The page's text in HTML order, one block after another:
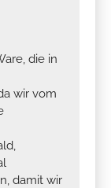
die in
wir vom
damit wir